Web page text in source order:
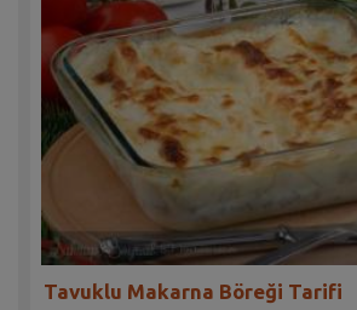
Tavuklu Makarna Böreği Tarifi